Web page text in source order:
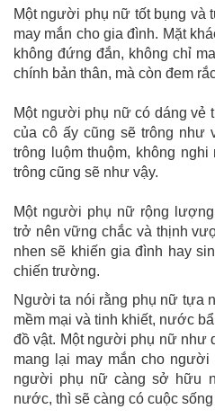
Một người phụ nữ tốt bụng và
may mắn cho gia đình. Mặt
không đứng đắn, không chỉ
chính bản thân, mà còn đem
Một người phụ nữ có dáng vẻ
của cô ấy cũng sẽ trông như
trông luộm thuộm, không
trông cũng sẽ như vậy.
Một người phụ nữ rộng
trở nên vững chắc và thịnh
nhen sẽ khiến gia đình hay
chiến trường.
Người ta nói rằng phụ nữ tựa
mềm mại và tinh khiết, nước
đồ vật. Một người phụ nữ như
mang lại may mắn cho
người phụ nữ càng sở hữu
nước, thì sẽ càng có cuộc